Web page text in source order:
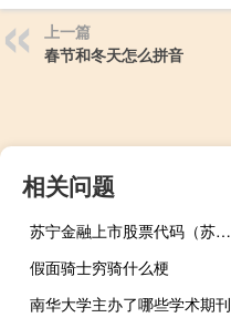
上一篇
春节和冬天怎么拼音
相关问题
苏宁金融上市股票代码（苏宁上市股票代码是什么）
假面骑士穷骑什么梗
南华大学主办了哪些学术期刊